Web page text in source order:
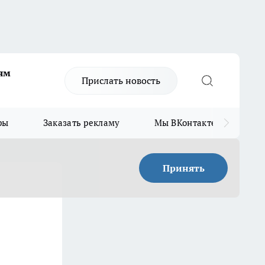
Прислать новость
Заказать рекламу Мы ВКонтакте
Принять